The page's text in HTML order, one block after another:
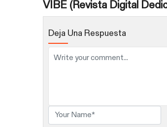
VIBE (Revista Digital
Deja Una Respuesta